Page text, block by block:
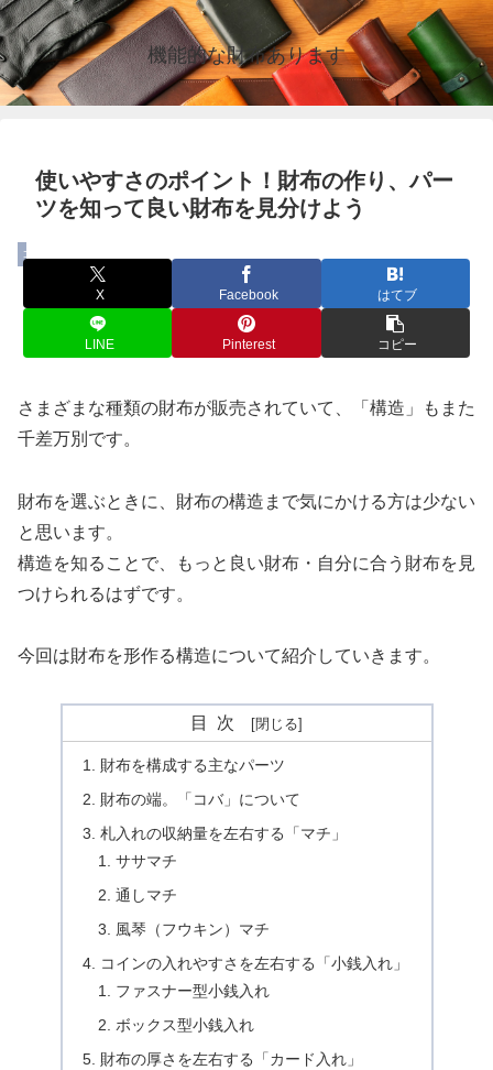
機能的な財布あります
使いやすさのポイント！財布の作り、パー
ツを知って良い財布を見分けよう
コラム
X Facebook はてブ
LINE Pinterest コピー
さまざまな種類の財布が販売されていて、「構造」もまた
千差万別です。
財布を選ぶときに、財布の構造まで気にかける方は少ない
と思います。
構造を知ることで、もっと良い財布・自分に合う財布を見
つけられるはずです。
今回は財布を形作る構造について紹介していきます。
目次
財布を構成する主なパーツ
財布の端。「コバ」について
札入れの収納量を左右する「マチ」
ササマチ
通しマチ
風琴（フウキン）マチ
コインの入れやすさを左右する「小銭入れ」
ファスナー型小銭入れ
ボックス型小銭入れ
財布の厚さを左右する「カード入れ」